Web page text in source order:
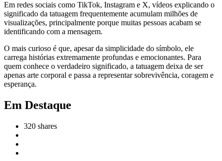
Em redes sociais como TikTok, Instagram e X, vídeos explicando o
significado da tatuagem frequentemente acumulam milhões de
visualizações, principalmente porque muitas pessoas acabam se
identificando com a mensagem.
O mais curioso é que, apesar da simplicidade do símbolo, ele
carrega histórias extremamente profundas e emocionantes. Para
quem conhece o verdadeiro significado, a tatuagem deixa de ser
apenas arte corporal e passa a representar sobrevivência, coragem e
esperança.
Em Destaque
320 shares